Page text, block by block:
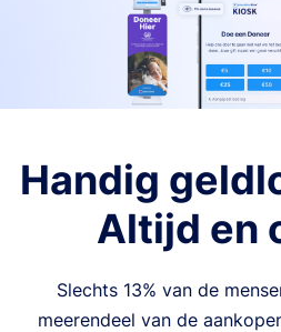
Handig
Altijd en
Slechts 13% van de
meerendeel van de